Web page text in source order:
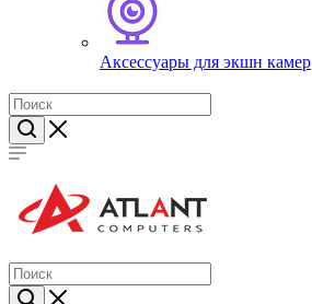
Аксессуары для экшн камер